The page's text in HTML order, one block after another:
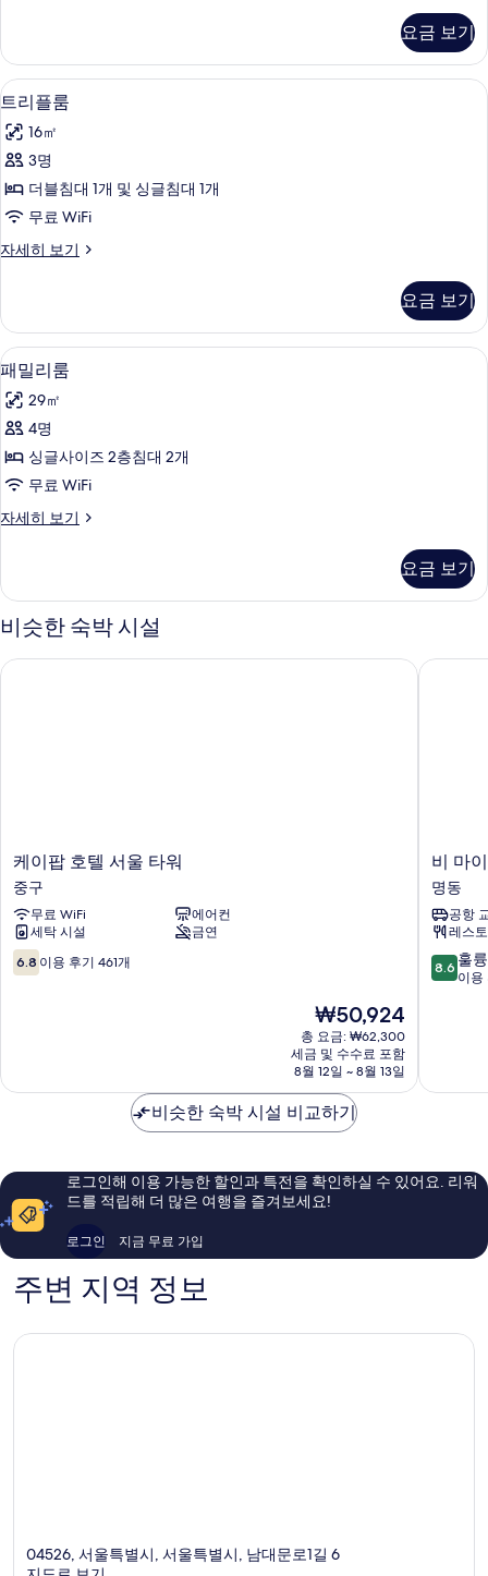
두
보
기
Bed)
자
세
보
기
요금 보기
트
리
플
룸
사
모
보
기
오리/거위털 이불, 무료 WiFi, 침대 시트
7
트리플룸
16㎡
3명
더블침대 1개 및 싱글침대 1개
무료 WiFi
자세히 보기
트
자
세
히
보
기
요금 보기
패
밀
리
룸
사
모
보
기
오리/거위털 이불, 무료 WiFi, 침대 시트
8
패밀리룸
29㎡
4명
싱글사이즈 2층침대 2개
무료 WiFi
자세히 보기
패
자
세
히
기
요금 보기
비슷한 숙박 시설
케
이
팝
호
텔
서
울
케이팝 호텔 서울 타워
중구
무료 WiFi
에어컨
세탁 시설
금연
10
점
이
461
6.8 이용 후기 461개
현
재
요
금
₩50,924
₩50,924
총 요금: ₩62,300
세금 및 수수료 포함
8월 12일 ~ 8월 13일
케이팝 호텔 서울 타워
비
마
이
게
스
트
하
텔
명동
공항
레스
10
점
훌
이
용
8.6 훌
이용
비 마이
비슷한 숙박 시설 비교하기
로그인해 이용 가능한 할인과 특전을 확인하실 수 있어요. 리워
드를 적립해 더 많은 여행을 즐겨보세요!
로그인 지금 무료 가입
주변 지역 정보
04526, 서울특별시, 서울특별시, 남대문로1길 6